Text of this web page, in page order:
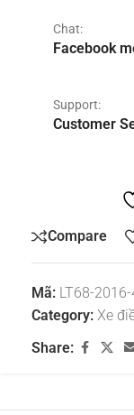
Chat:
Facebook
Support:
Customer
Compare
Mã: LT68-
Category: Xe
Share: